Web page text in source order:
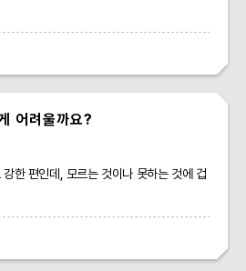
어려울까요?
한 편인데, 모르는 것이나 못하는 것에 겁